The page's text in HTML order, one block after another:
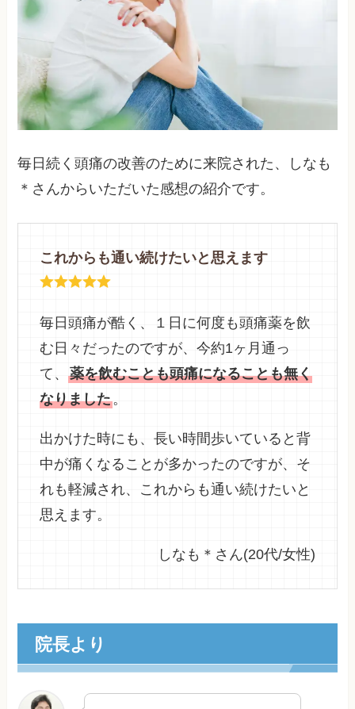
毎日続く頭痛の改善のために来院された、しなも
＊さんからいただいた感想の紹介です。
これからも通い続けたいと思えます
毎日頭痛が酷く、１日に何度も頭痛薬を飲
む日々だったのですが、今約1ヶ月通っ
て、薬を飲むことも頭痛になることも無く
なりました。
出かけた時にも、長い時間歩いていると背
中が痛くなることが多かったのですが、そ
れも軽減され、これからも通い続けたいと
思えます。
しなも＊さん(20代/女性)
院長より